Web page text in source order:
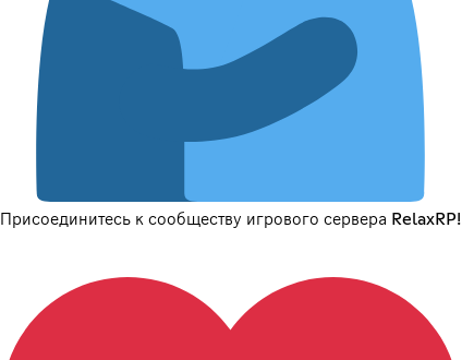
Присоединитесь к сообществу игрового сервера RelaxRP!